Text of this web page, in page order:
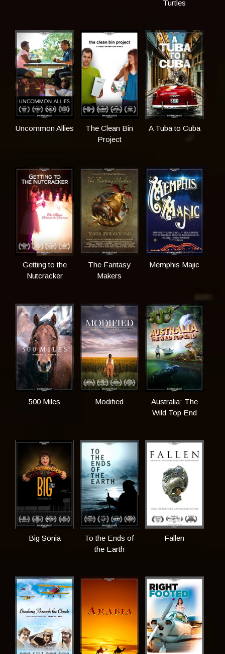
Turtles
Uncommon Allies
The Clean Bin
Project
A Tuba to Cuba
Getting to the
Nutcracker
The Fantasy
Makers
Memphis Majic
500 Miles Modified
Australia: The
Wild Top End
Big Sonia
To the Ends of
the Earth
Fallen